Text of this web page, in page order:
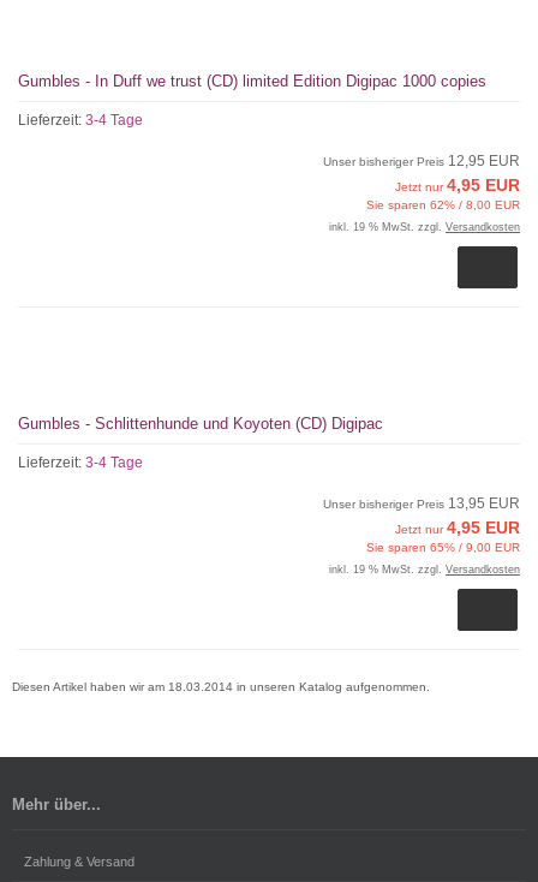
Gumbles - In Duff we trust (CD) limited Edition Digipac 1000 copies
Lieferzeit: 3-4 Tage
Unser bisheriger Preis 12,95 EUR
Jetzt nur4,95 EUR
Sie sparen 62% / 8,00 EUR
inkl. 19 % MwSt. zzgl. Versandkosten
Gumbles - Schlittenhunde und Koyoten (CD) Digipac
Lieferzeit: 3-4 Tage
Unser bisheriger Preis 13,95 EUR
Jetzt nur4,95 EUR
Sie sparen 65% / 9,00 EUR
inkl. 19 % MwSt. zzgl. Versandkosten
Diesen Artikel haben wir am 18.03.2014 in unseren Katalog aufgenommen.
Mehr über...
Zahlung & Versand